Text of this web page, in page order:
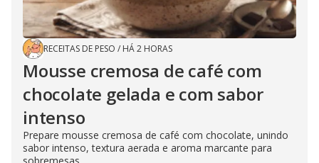
RECEITAS DE PESO / HÁ 2 HORAS
Mousse cremosa de café com
chocolate gelada e com sabor
intenso
Prepare mousse cremosa de café com chocolate, unindo
sabor intenso, textura aerada e aroma marcante para